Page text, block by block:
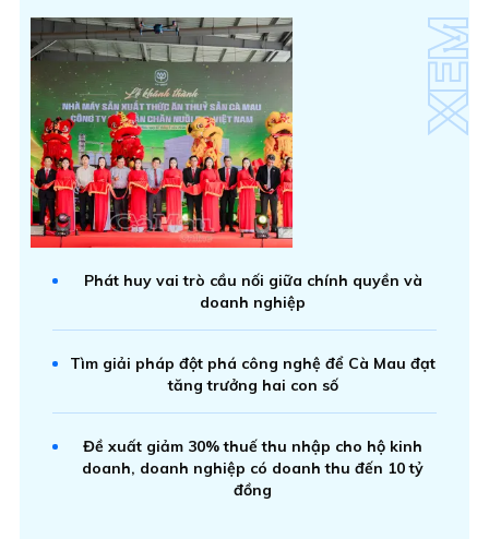
Phát huy vai trò cầu nối giữa chính quyền và
doanh nghiệp
Tìm giải pháp đột phá công nghệ để Cà Mau đạt
tăng trưởng hai con số
Đề xuất giảm 30% thuế thu nhập cho hộ kinh
doanh, doanh nghiệp có doanh thu đến 10 tỷ
đồng